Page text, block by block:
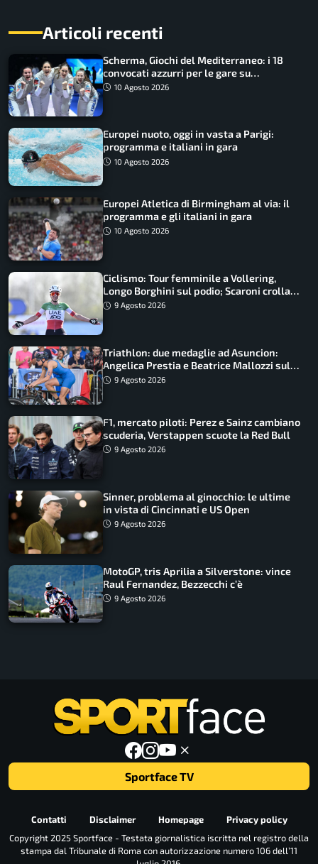
Articoli recenti
Scherma, Giochi del Mediterraneo: i 18
convocati azzurri per le gare su
SportFaceTV
10 Agosto 2026
Europei nuoto, oggi in vasta a Parigi:
programma e italiani in gara
10 Agosto 2026
Europei Atletica di Birmingham al via: il
programma e gli italiani in gara
10 Agosto 2026
Ciclismo: Tour femminile a Vollering,
Longo Borghini sul podio; Scaroni crolla
in Polonia
9 Agosto 2026
Triathlon: due medaglie ad Asuncion:
Angelica Prestia e Beatrice Mallozzi sul
podio
9 Agosto 2026
F1, mercato piloti: Perez e Sainz cambiano
scuderia, Verstappen scuote la Red Bull
9 Agosto 2026
Sinner, problema al ginocchio: le ultime
in vista di Cincinnati e US Open
9 Agosto 2026
MotoGP, tris Aprilia a Silverstone: vince
Raul Fernandez, Bezzecchi c’è
9 Agosto 2026
Sportface TV
Contatti Disclaimer Homepage
Privacy policy
Copyright 2025 Sportface - Testata giornalistica iscritta nel registro della
stampa dal Tribunale di Roma con autorizzazione numero 106 dell’11